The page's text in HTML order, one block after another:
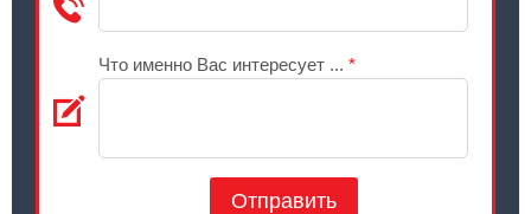
Что именно Вас интересует ... *
Отправить